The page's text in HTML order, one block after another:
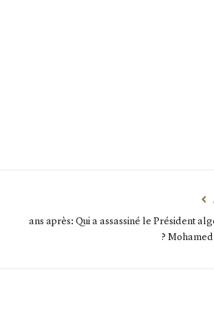
16 ans après: Qui a assassiné le Président
Mohamed